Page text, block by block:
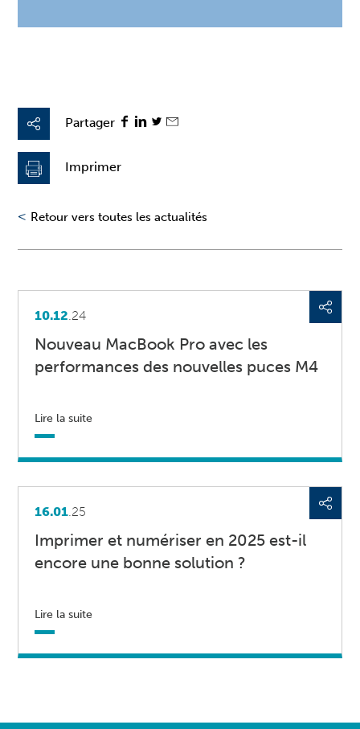
Partager
Imprimer
< Retour vers toutes les actualités
10.12 .24
Nouveau MacBook Pro avec les
performances des nouvelles puces M4
Lire la suite
16.01.25
Imprimer et numériser en 2025 est-il
encore une bonne solution ?
Lire la suite